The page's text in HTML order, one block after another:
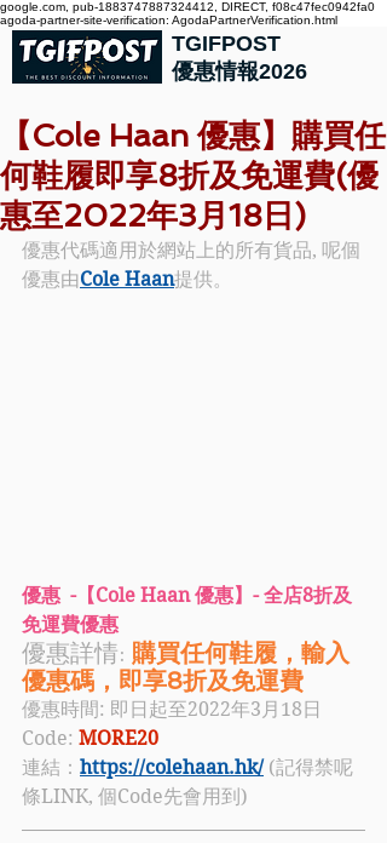
google.com, pub-1883747887324412, DIRECT, f08c47fec0942fa0
agoda-partner-site-verification: AgodaPartnerVerification.html
TGIFPOST
優惠情報2026
【Cole Haan 優惠】購買任
何鞋履即享8折及免運費(優
惠至2022年3月18日)
優惠代碼適用於網站上的所有貨品, 呢個
優惠由Cole Haan提供。
優惠  -【Cole Haan 優惠】- 全店8折及
免運費優惠
優惠詳情: 購買任何鞋履，輸入
優惠碼，即享8折及免運費
優惠時間: 即日起至2022年3月18日
Code: MORE20
連結： https://colehaan.hk/ (記得禁呢
條LINK, 個Code先會用到)